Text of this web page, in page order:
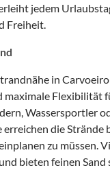
jedem
Freiheit.
in
maximale Flexibilität
Wassersportler
erreichen die Strände
zu müssen.
bieten feinen Sand